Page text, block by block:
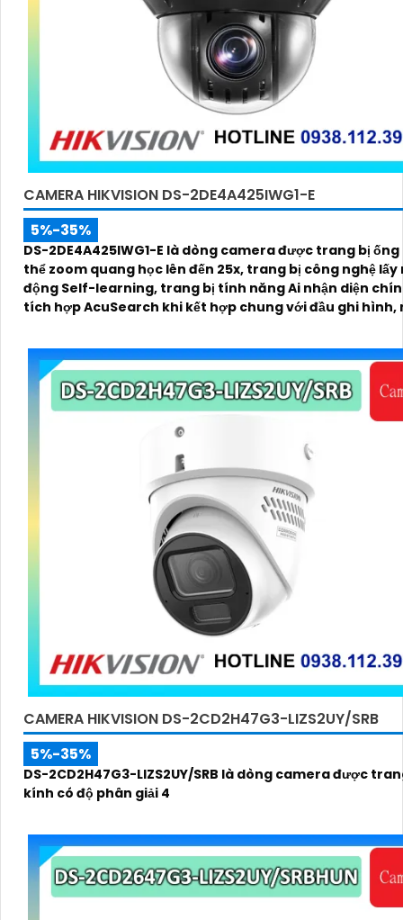
CAMERA HIKVISION DS-2DE4A425IWG1-E
5%-35%
DS-2DE4A425IWG1-E là dòng camera được trang bị
thể zoom quang học lên đến 25x, trang bị công nghệ
động Self-learning, trang bị tính năng Ai nhận diện
tích hợp AcuSearch khi kết hợp chung với đầu ghi hình,
CAMERA HIKVISION DS-2CD2H47G3-LIZS2UY/SRB
5%-35%
DS-2CD2H47G3-LIZS2UY/SRB là dòng camera được
kính có độ phân giải 4